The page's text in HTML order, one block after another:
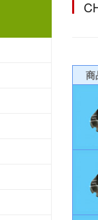
商